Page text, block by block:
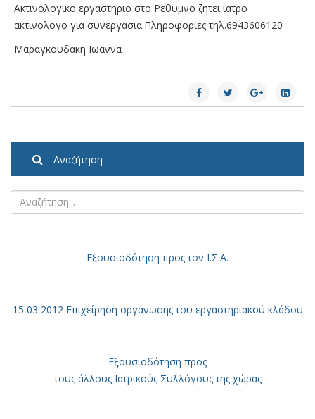
Ακτινολογικο εργαστηριο στο Ρεθυμνο ζητει ιατρο
ακτινολογο για συνεργασια.Πληροφοριες τηλ.6943606120
Μαραγκουδακη Ιωαννα
Αναζήτηση
Εξουσιοδότηση προς τον Ι.Σ.Α.
15 03 2012 Επιχείρηση οργάνωσης του εργαστηριακού κλάδου
Εξουσιοδότηση προς
τους άλλους Ιατρικούς Συλλόγους της χώρας